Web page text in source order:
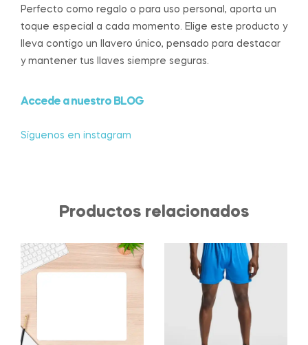
Perfecto como regalo o para uso personal, aporta un
toque especial a cada momento. Elige este producto y
lleva contigo un llavero único, pensado para destacar
y mantener tus llaves siempre seguras.
Accede a nuestro BLOG
Síguenos en instagram
Productos relacionados